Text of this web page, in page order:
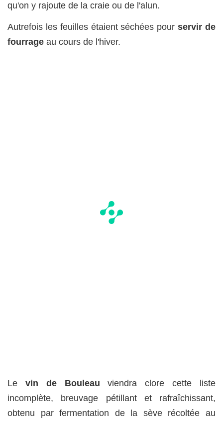
qu'on y rajoute de la craie ou de l'alun.
Autrefois les feuilles étaient séchées pourservir de
fourrage au cours de l'hiver.
Le vin de Bouleau viendra clore cette liste
incomplète, breuvage pétillant et rafraîchissant,
obtenu par fermentation de la sève récoltée au